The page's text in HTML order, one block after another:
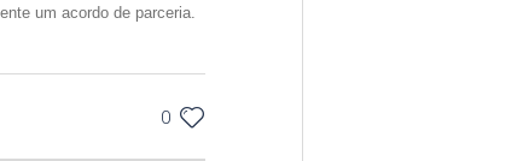
um acordo de parceria.
0